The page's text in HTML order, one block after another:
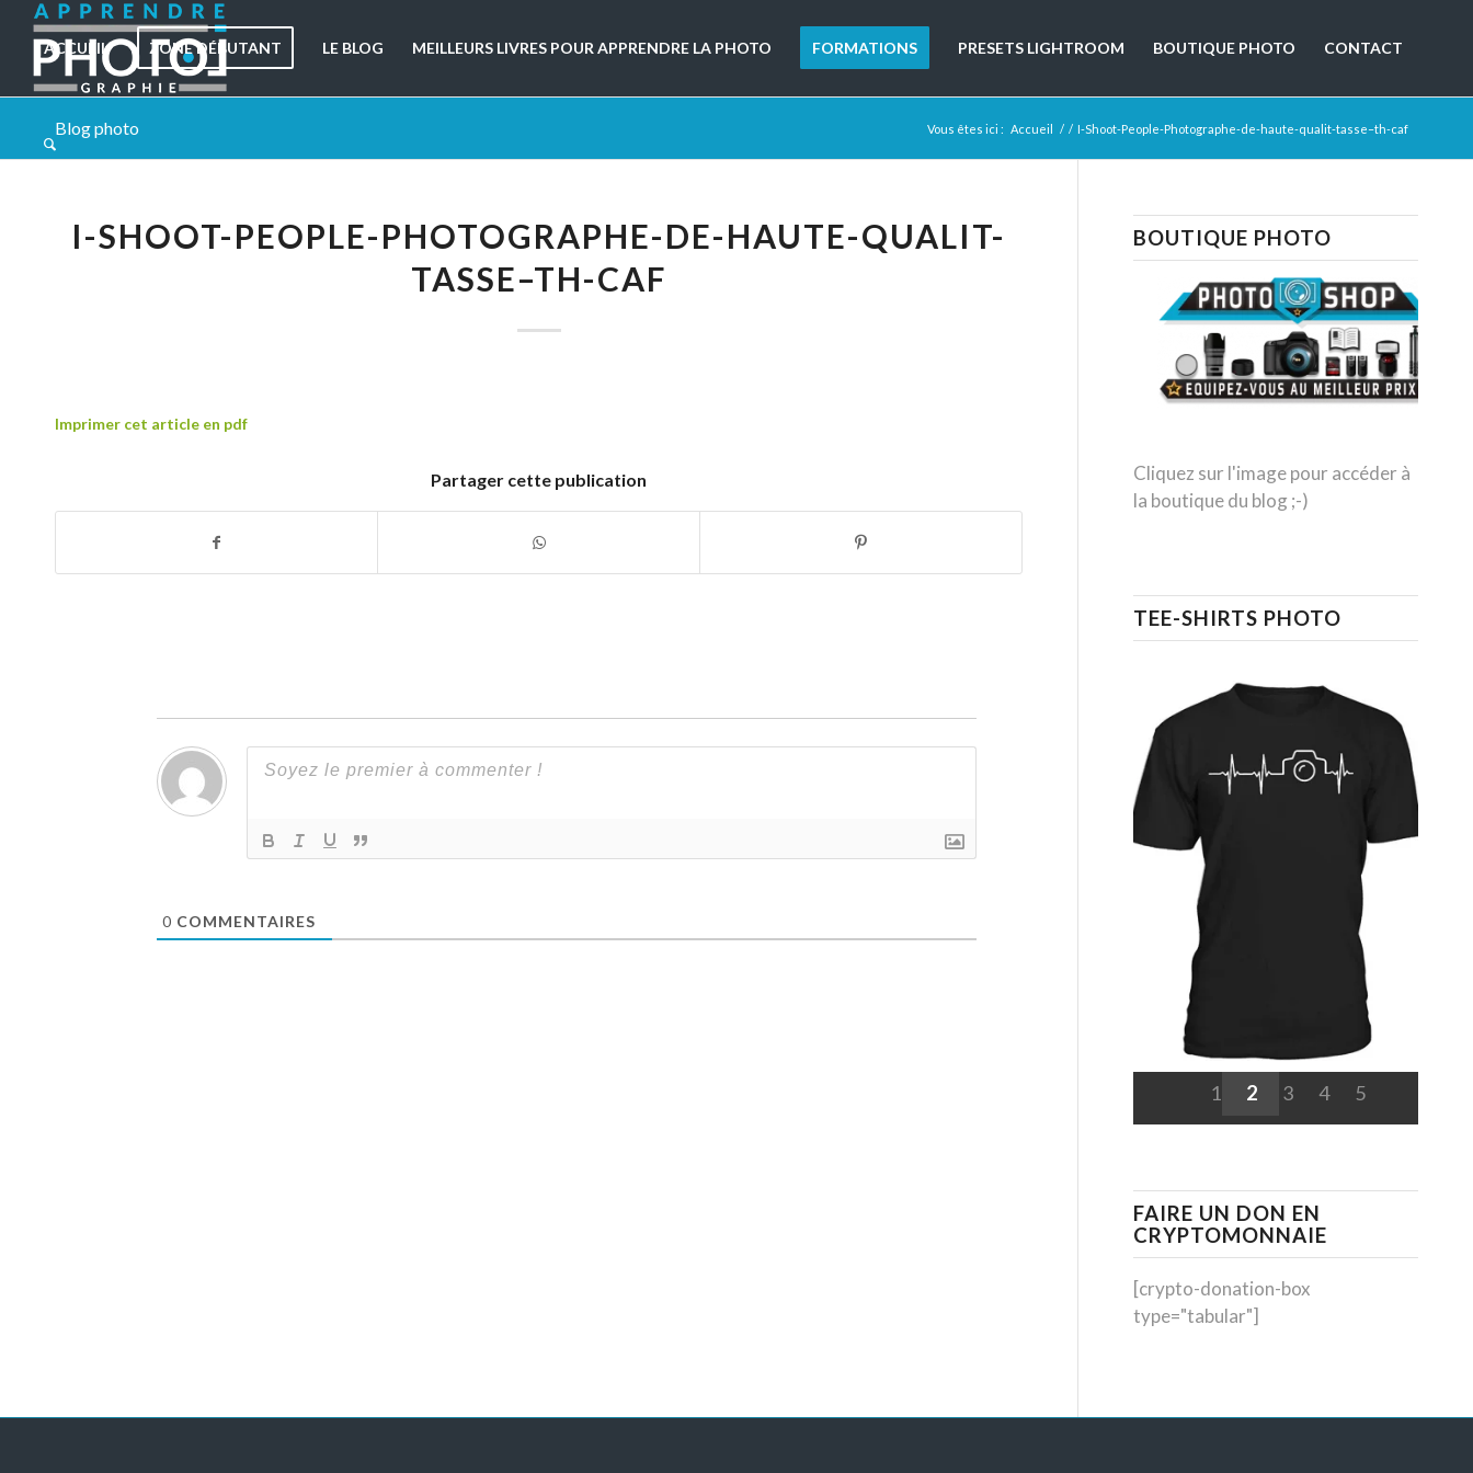
ACCUEIL ZONE DÉBUTANT LE BLOG MEILLEURS LIVRES POUR APPRENDRE LA PHOTO FORMATIONS PRESETS LIGHTROOM BOUTIQUE PHOTO CONTACT
Blog photo Vous êtes ici : Accueil / / I-Shoot-People-Photographe-de-haute-qualit-tasse–th-caf
I-SHOOT-PEOPLE-PHOTOGRAPHE-DE-HAUTE-QUALIT-
TASSE–TH-CAF
Imprimer cet article en pdf
Partager cette publication
0 COMMENTAIRES
BOUTIQUE PHOTO
Cliquez sur l'image pour accéder à
la boutique du blog ;-)
TEE-SHIRTS PHOTO
1 2 3 4 5
FAIRE UN DON EN
CRYPTOMONNAIE
[crypto-donation-box
type="tabular"]